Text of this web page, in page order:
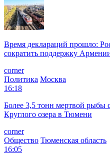
Время деклараций прошло:
сократить поддержку
corner
Политика Москва
16:18
Более 3,5 тонн мертвой рыбы
Круглого озера в Тюмени
corner
Общество Тюменская область
16:05